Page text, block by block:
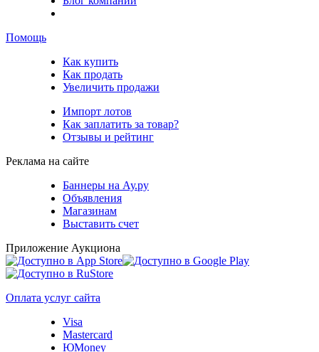
Помощь
Как купить
Как продать
Увеличить продажи
Импорт лотов
Как заплатить за товар?
Отзывы и рейтинг
Реклама на сайте
Баннеры на Ау.ру
Объявления
Магазинам
Выставить счет
Приложение Аукциона
Оплата услуг сайта
Visa
Mastercard
ЮMoney